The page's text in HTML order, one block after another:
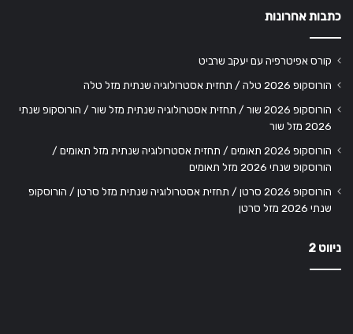
כתבות אחרונות
קורס אפיטרפיה עם יעקב שרביט
הורוסקופ 2026 טלה / תחזית אסטרולוגיה שנתית מזל טלה
הורוסקופ 2026 שור / תחזית אסטרולוגיה שנתית מזל שור / הורוסקופ שנתי
2026 מזל שור
הורוסקופ 2026 תאומים / תחזית אסטרולוגיה שנתית מזל תאומים /
הורוסקופ שנתי 2026 מזל תאומים
הורוסקופ 2026 סרטן / תחזית אסטרולוגיה שנתית מזל סרטן / הורוסקופ
שנתי 2026 מזל סרטן
ניווט 2